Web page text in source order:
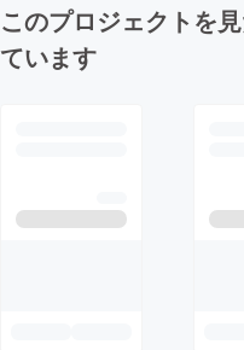
このプロジェクトを
ています